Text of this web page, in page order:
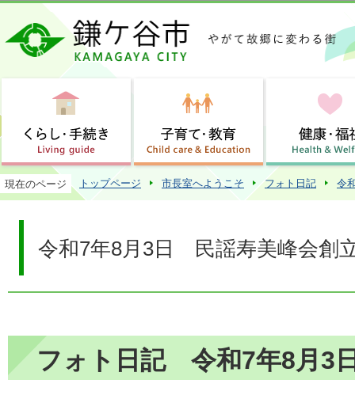
この
現在のページ トップページ 市長室へようこそ フォト日記 令
令和7年8月3日 民謡寿美峰会創
フォト日記 令和7年8月3